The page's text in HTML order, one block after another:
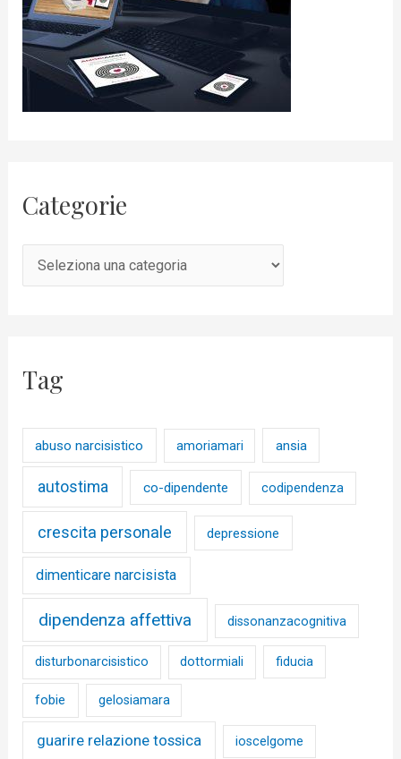
Categorie
Tag
abuso narcisistico amoriamari ansia
autostima co-dipendente codipendenza
crescita personale depressione
dimenticare narcisista
dipendenza affettiva dissonanzacognitiva
disturbonarcisistico dottormiali fiducia
fobie gelosiamara
guarire relazione tossica ioscelgome